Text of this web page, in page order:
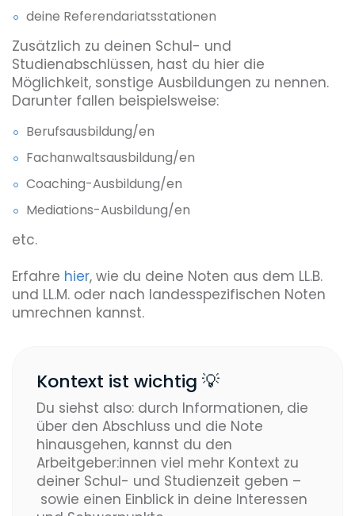
deine Referendariatsstationen
Zusätzlich zu deinen Schul- und
Studienabschlüssen, hast du hier die
Möglichkeit, sonstige Ausbildungen zu nennen.
Darunter fallen beispielsweise:
Berufsausbildung/en
Fachanwaltsausbildung/en
Coaching-Ausbildung/en
Mediations-Ausbildung/en
etc.
Erfahre hier, wie du deine Noten aus dem LL.B.
und LL.M. oder nach landesspezifischen Noten
umrechnen kannst.
Kontext ist wichtig 💡
Du siehst also: durch Informationen, die
über den Abschluss und die Note
hinausgehen, kannst du den
Arbeitgeber:innen viel mehr Kontext zu
deiner Schul- und Studienzeit geben –
sowie einen Einblick in deine Interessen